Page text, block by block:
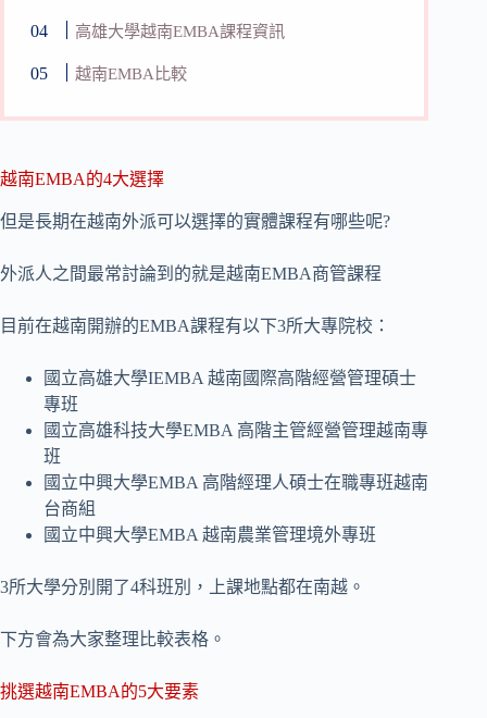
高雄大學越南EMBA課程資訊
越南EMBA比較
越南EMBA的4大選擇
但是長期在越南外派可以選擇的實體課程有哪些呢?
外派人之間最常討論到的就是越南EMBA商管課程
目前在越南開辦的EMBA課程有以下3所大專院校：
國立高雄大學IEMBA 越南國際高階經營管理碩士
專班
國立高雄科技大學EMBA 高階主管經營管理越南專
班
國立中興大學EMBA 高階經理人碩士在職專班越南
台商組
國立中興大學EMBA 越南農業管理境外專班
3所大學分別開了4科班別，上課地點都在南越。
下方會為大家整理比較表格。
挑選越南EMBA的5大要素